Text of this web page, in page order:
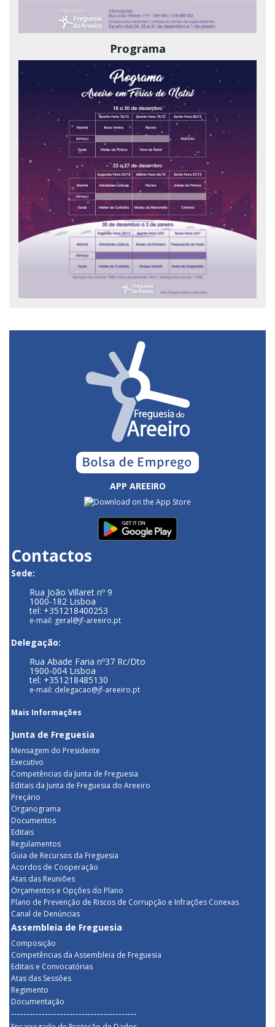
Programa
APP AREEIRO
Contactos
Sede:
Rua João Villaret nº 9
1000-182 Lisboa
tel: +351218400253
e-mail: geral@jf-areeiro.pt
Delegação:
Rua Abade Faria nº37 Rc/Dto
1900-004 Lisboa
tel: +351218485130
e-mail: delegacao@jf-areeiro.pt
Mais Informações
Junta de Freguesia
Mensagem do Presidente
Executivo
Competências da Junta de Freguesia
Editais da Junta de Freguesia do Areeiro
Preçário
Organograma
Documentos
Editais
Regulamentos
Guia de Recursos da Freguesia
Acordos de Cooperação
Atas das Reuniões
Orçamentos e Opções do Plano
Plano de Prevenção de Riscos de Corrupção e Infrações Conexas
Canal de Denúncias
Assembleia de Freguesia
Composição
Competências da Assembleia de Freguesia
Editais e Convocatórias
Atas das Sessões
Regimento
Documentação
-----------------------------------------